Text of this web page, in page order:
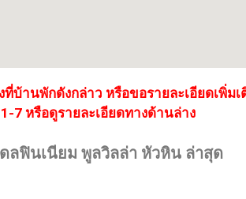
ที่บ้านพักดังกล่าว หรือขอรายละเอียดเพิ่ม
7 หรือดูรายละเอียดทางด้านล่าง
ดลฟินเนียม พูลวิลล่า หัวหิน ล่าสุด